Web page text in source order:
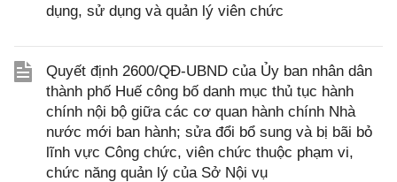
dụng, sử dụng và quản lý viên chức
Quyết định 2600/QĐ-UBND của Ủy ban nhân dân
thành phố Huế công bố danh mục thủ tục hành
chính nội bộ giữa các cơ quan hành chính Nhà
nước mới ban hành; sửa đổi bổ sung và bị bãi bỏ
lĩnh vực Công chức, viên chức thuộc phạm vi,
chức năng quản lý của Sở Nội vụ